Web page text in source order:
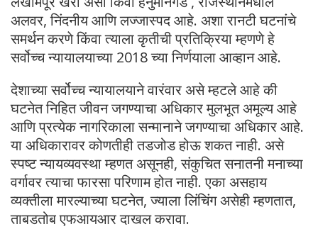
अलवर, निंदनीय आणि लज्जास्पद आहे. अशा रानटी घटनांचे
समर्थन करणे किंवा त्याला कृतीची प्रतिक्रिया म्हणणे हे
सर्वोच्च न्यायालयाच्या 2018 च्या निर्णयाला आव्हान आहे.
देशाच्या सर्वोच्च न्यायालयाने वारंवार असे म्हटले आहे की
घटनेत निहित जीवन जगण्याचा अधिकार मुलभूत अमूल्य आहे
आणि प्रत्येक नागरिकाला सन्मानाने जगण्याचा अधिकार आहे.
या अधिकारावर कोणतीही तडजोड होऊ शकत नाही. असे
स्पष्ट न्यायव्यवस्था म्हणत असूनही, संकुचित सनातनी मनाच्या
वर्गावर त्याचा फारसा परिणाम होत नाही. एका असहाय
व्यक्तीला मारल्याच्या घटनेत, ज्याला लिंचिंग असेही म्हणतात,
ताबडतोब एफआयआर दाखल करावा.